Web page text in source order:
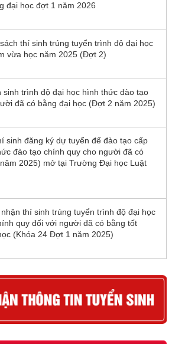
đại học đợt 1 năm 2026
thí sinh trúng tuyển trình độ đại học
vừa học năm 2025 (Đợt 2)
sinh trình độ đại học hình thức đào tạo
đã có bằng đại học (Đợt 2 năm 2025)
sinh đăng ký dự tuyển để đào tạo cấp
đào tạo chính quy cho người đã có
2025) mở tại Trường Đại học Luật
thí sinh trúng tuyển trình độ đại học
quy đối với người đã có bằng tốt
(Khóa 24 Đợt 1 năm 2025)